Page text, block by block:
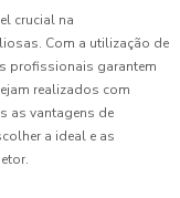
crucial na
Com a utilização de
profissionais garantem
realizados com
as vantagens de
a ideal e as